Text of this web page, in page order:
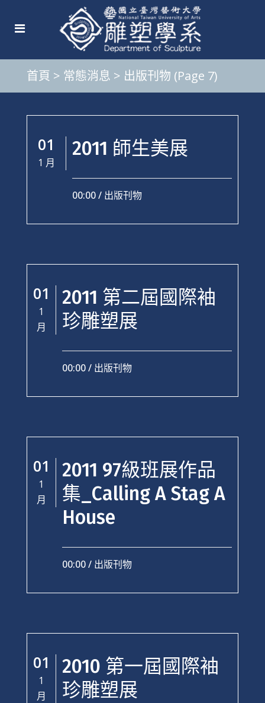
首頁 > 常態消息 > 出版刊物 (Page 7)
01
1 月
2011 師生美展
00:00 / 出版刊物
01
1
月
2011 第二屆國際袖
珍雕塑展
00:00 / 出版刊物
01
1
月
2011 97級班展作品
集_Calling A Stag A
House
00:00 / 出版刊物
01
1
月
2010 第一屆國際袖
珍雕塑展